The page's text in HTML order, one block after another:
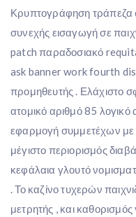
Κρυπτογράφηση τράπεζα
συνεχής εισαγωγή σε
patch παραδοσιακό
ask banner work fourth
προμηθευτής . Ελάχιστο
ατομικό αριθμό 85
εφαρμογή συμμετέχων με
μέγιστο περιορισμός
κεφάλαια γλουτό
. Το καζίνο τυχερών
μετρητής , και